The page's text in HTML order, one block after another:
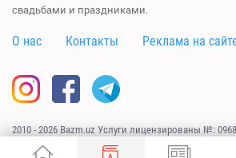
свадьбами и праздниками.
О нас Контакты Реклама на
2010 - 2026 Bazm.uz Услуги лицензированы №: 0968